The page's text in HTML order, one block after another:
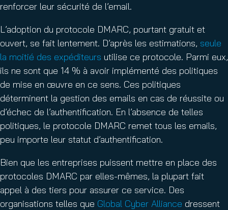
renforcer leur sécurité de l’email.
L’adoption du protocole DMARC, pourtant gratuit et
ouvert, se fait lentement. D’après les estimations, seule
la moitié des expéditeurs utilise ce protocole. Parmi eux,
ils ne sont que 14 % à avoir implémenté des politiques
de mise en œuvre en ce sens. Ces politiques
déterminent la gestion des emails en cas de réussite ou
d’échec de l’authentification. En l’absence de telles
politiques, le protocole DMARC remet tous les emails,
peu importe leur statut d’authentification.
Bien que les entreprises puissent mettre en place des
protocoles DMARC par elles-mêmes, la plupart fait
appel à des tiers pour assurer ce service. Des
organisations telles que Global Cyber Alliance dressent